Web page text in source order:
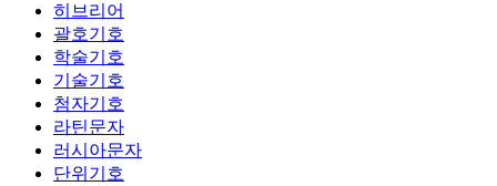
히브리어
괄호기호
학술기호
기술기호
첨자기호
라틴문자
러시아문자
단위기호